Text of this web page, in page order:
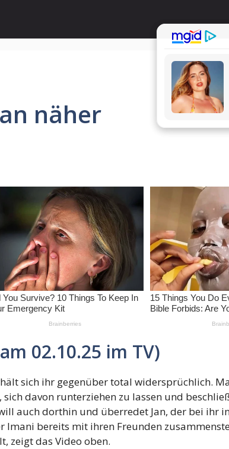
näher
02.10.25 im TV)
sich ihr gegenüber total widersprüchlich.
davon runterziehen zu lassen und
auch dorthin und überredet Jan, der bei ihr
Imani bereits mit ihren Freunden
zeigt das Video oben.